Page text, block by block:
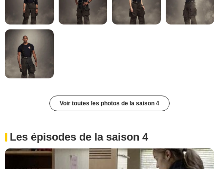
Voir toutes les photos de la saison 4
Les épisodes de la saison 4